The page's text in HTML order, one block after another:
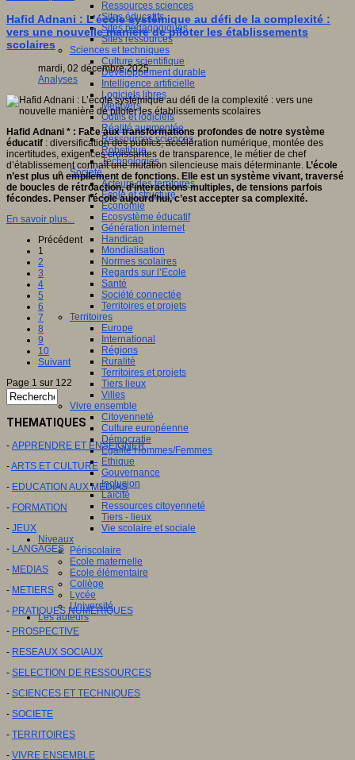
Ressources sciences
Sites éducatifs
Sites pédagogiques
Sites ressources
Sciences et techniques
Culture scientifique
Développement durable
Intelligence artificielle
Logiciels libres
Métavers
Outils et logiciels
Réalité augmentée
Ressources sciences
Robotique
Technologies
Société
Acteurs des territoires
Ecole et structure
Economie
Ecosystème éducatif
Génération internet
Handicap
Mondialisation
Normes scolaires
Regards sur l’Ecole
Santé
Société connectée
Territoires et projets
Territoires
Europe
International
Régions
Ruralité
Territoires et projets
Tiers lieux
Villes
Vivre ensemble
Citoyenneté
Culture européenne
Démocratie
Egalité Hommes/Femmes
Ethique
Gouvernance
Inclusion
Laïcité
Ressources citoyenneté
Tiers - lieux
Vie scolaire et sociale
Niveaux
Périscolaire
Ecole maternelle
Ecole élémentaire
Collège
Lycée
Université
Les auteurs
Hafid Adnani : L’école systémique au défi de la complexité :
vers une nouvelle manière de piloter les établissements
scolaires
mardi, 02 décembre 2025
Analyses
Hafid Adnani * : Face aux transformations profondes de notre système
éducatif : diversification des publics, accélération numérique, montée des
incertitudes, exigences croissantes de transparence, le métier de chef
d’établissement connaît une mutation silencieuse mais déterminante. L’école
n’est plus un empilement de fonctions. Elle est un système vivant, traversé
de boucles de rétroaction, d’interactions multiples, de tensions parfois
fécondes. Penser l’école aujourd’hui, c’est accepter sa complexité.
En savoir plus...
Précédent
1
2
3
4
5
6
7
8
9
10
Suivant
Page 1 sur 122
THEMATIQUES
- APPRENDRE ET ENSEIGNER
-ARTS ET CULTURE
- EDUCATION AUX MEDIAS
- FORMATION
- JEUX
- LANGAGES
- MEDIAS
- METIERS
- PRATIQUES NUMERIQUES
- PROSPECTIVE
- RESEAUX SOCIAUX
- SELECTION DE RESSOURCES
- SCIENCES ET TECHNIQUES
- SOCIETE
- TERRITOIRES
- VIVRE ENSEMBLE